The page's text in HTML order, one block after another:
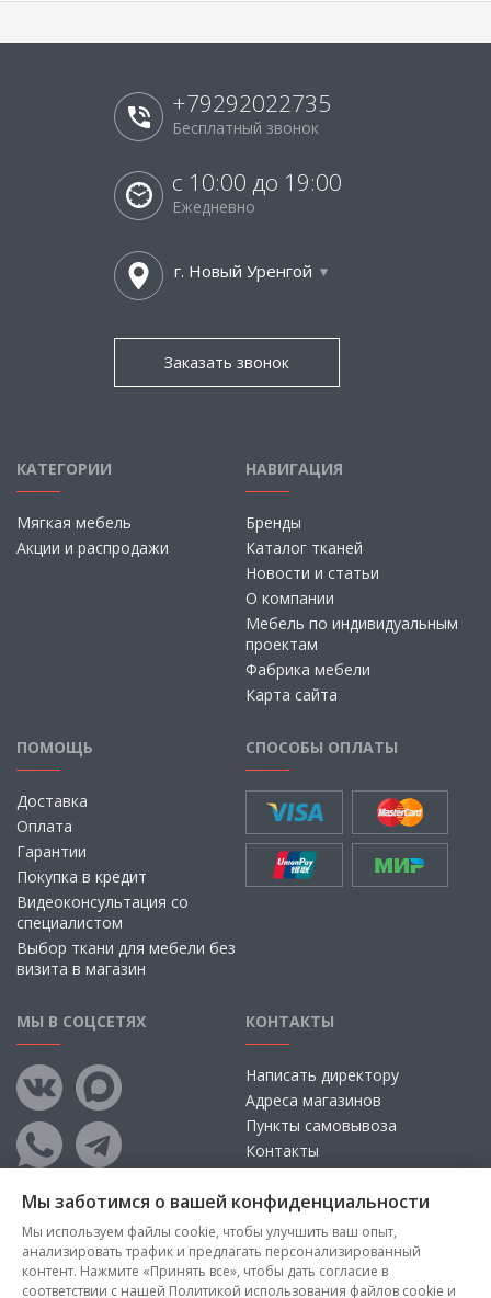
+79292022735
Бесплатный звонок
с 10:00 до 19:00
Ежедневно
г. Новый Уренгой
Заказать звонок
КАТЕГОРИИ
Мягкая мебель
Акции и распродажи
НАВИГАЦИЯ
Бренды
Каталог тканей
Новости и статьи
О компании
Мебель по индивидуальным
проектам
Фабрика мебели
Карта сайта
ПОМОЩЬ
Доставка
Оплата
Гарантии
Покупка в кредит
Видеоконсультация со
специалистом
Выбор ткани для мебели без
визита в магазин
СПОСОБЫ ОПЛАТЫ
МЫ В СОЦСЕТЯХ КОНТАКТЫ
Написать директору
Адреса магазинов
Пункты самовывоза
Контакты
Мы заботимся о вашей конфиденциальности
Мы используем файлы cookie, чтобы улучшить ваш опыт,
анализировать трафик и предлагать персонализированный
контент. Нажмите «Принять все», чтобы дать согласие в
соответствии с нашей Политикой использования файлов cookie и